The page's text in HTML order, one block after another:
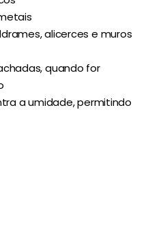
alicerces e muros
quando for
a umidade, permitindo